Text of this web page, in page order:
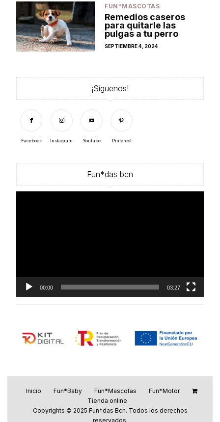
FUN*MASCOTAS
Remedios caseros
para quitarle las
pulgas a tu perro
POSTED
SEPTIEMBRE 4, 2024
¡Síguenos!
Facebook Instagram Youtube Pinterest
Fun*das bcn
00:00 03:27
Inicio Fun*Baby Fun*Mascotas
Fun*Motor
Tienda online
Copyrights © 2025 Fun*das Bcn. Todos los derechos
reservados.